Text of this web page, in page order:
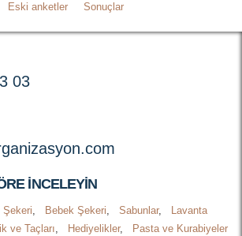
Eski anketler Sonuçlar
03
INCELEYIN
Şekeri, Bebek Şekeri, Sabunlar,
Lavanta
ve Taçları, Hediyelikler, Pasta ve Kurabiyeler